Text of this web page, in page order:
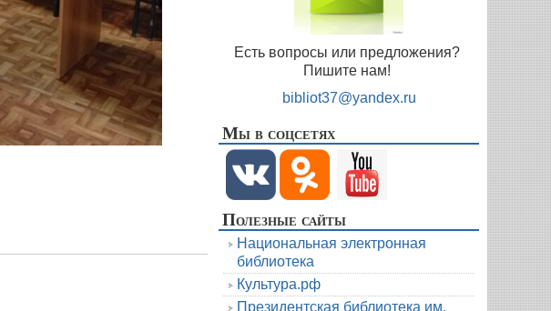
Есть вопросы или предложения?
Пишите нам!
bibliot37@yandex.ru
Мы в соцсетях
Полезные сайты
Национальная электронная
библиотека
Культура.рф
Президентская библиотека им.